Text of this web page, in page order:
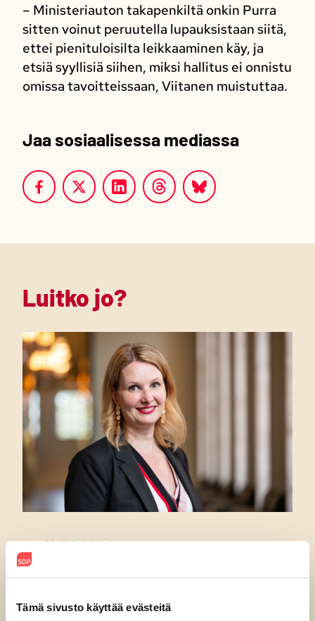
Tämä sivusto käyttää evästeitä
– Ministeriauton takapenkiltä onkin Purra
sitten voinut peruutella lupauksistaan siitä,
ettei pienituloisilta leikkaaminen käy, ja
etsiä syyllisiä siihen, miksi hallitus ei onnistu
omissa tavoitteissaan, Viitanen muistuttaa.
Jaa sosiaalisessa mediassa
Luitko jo?
7.8.2026
SDP:n Piritta Rantanen:
Sikaruton torjunnassa